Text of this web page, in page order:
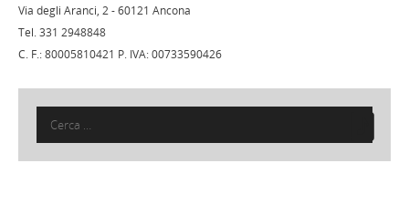
Via degli Aranci, 2 - 60121 Ancona
Tel. 331 2948848
C. F.: 80005810421 P. IVA: 00733590426
Ricerca